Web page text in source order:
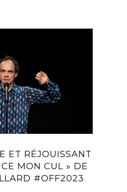
ET RÉJOUISSANT
MON CUL » DE
#OFF2023